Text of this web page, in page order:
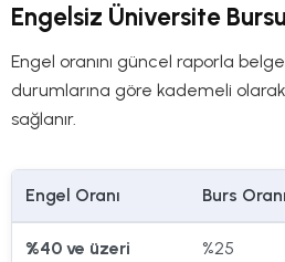
Engelsiz Üniversite Bursu
Engel oranını güncel raporla
durumlarına göre kademeli
sağlanır.
Engel Oranı Burs Oranı
%40 ve üzeri %25